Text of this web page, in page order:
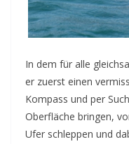
In dem für alle
er zuerst einen
Kompass und per
Oberfläche bringen,
Ufer schleppen und